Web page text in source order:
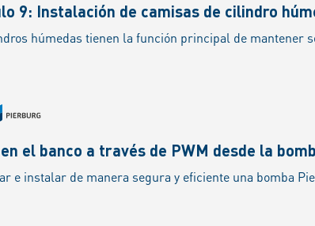
9: Instalación de camisas de cilindro
el banco a través de PWM desde la